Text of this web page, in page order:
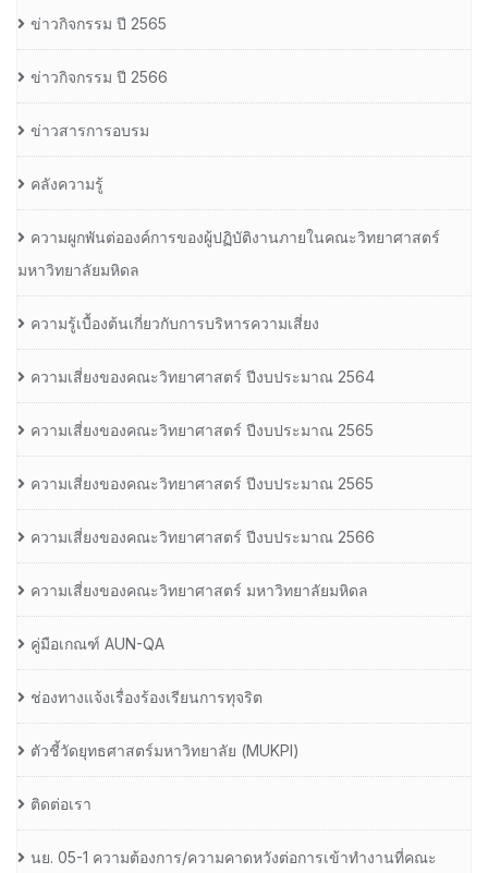
ข่าวกิจกรรม ปี 2565
ข่าวกิจกรรม ปี 2566
ข่าวสารการอบรม
คลังความรู้
ความผูกพันต่อองค์การของผู้ปฏิบัติงานภายในคณะวิทยาศาสตร์
มหาวิทยาลัยมหิดล
ความรู้เบื้องต้นเกี่ยวกับการบริหารความเสี่ยง
ความเสี่ยงของคณะวิทยาศาสตร์ ปีงบประมาณ 2564
ความเสี่ยงของคณะวิทยาศาสตร์ ปีงบประมาณ 2565
ความเสี่ยงของคณะวิทยาศาสตร์ ปีงบประมาณ 2565
ความเสี่ยงของคณะวิทยาศาสตร์ ปีงบประมาณ 2566
ความเสี่ยงของคณะวิทยาศาสตร์ มหาวิทยาลัยมหิดล
คู่มือเกณฑ์ AUN-QA
ช่องทางแจ้งเรื่องร้องเรียนการทุจริต
ตัวชี้วัดยุทธศาสตร์มหาวิทยาลัย (MUKPI)
ติดต่อเรา
นย. 05-1 ความต้องการ/ความคาดหวังต่อการเข้าทำงานที่คณะ